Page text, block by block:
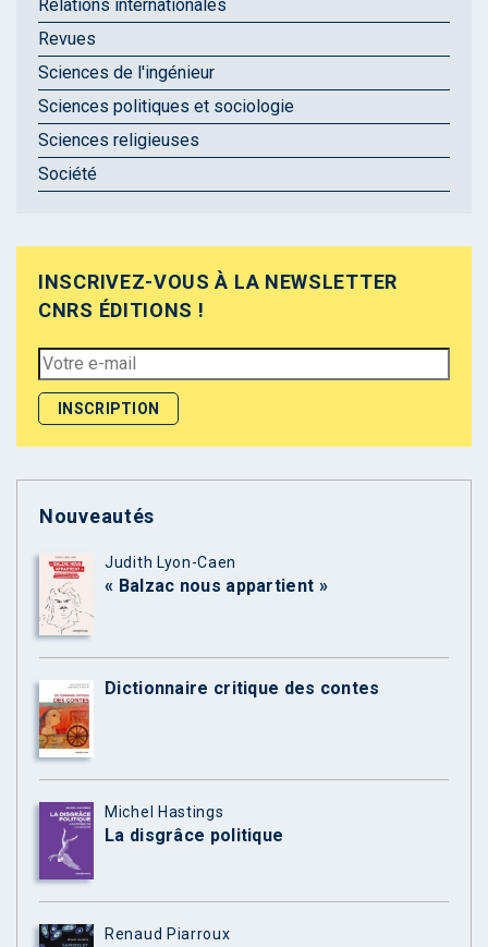
Relations internationales
Revues
Sciences de l'ingénieur
Sciences politiques et sociologie
Sciences religieuses
Société
INSCRIVEZ-VOUS À LA NEWSLETTER
CNRS ÉDITIONS !
Nouveautés
Judith Lyon-Caen
« Balzac nous appartient »
Dictionnaire critique des contes
Michel Hastings
La disgrâce politique
Renaud Piarroux